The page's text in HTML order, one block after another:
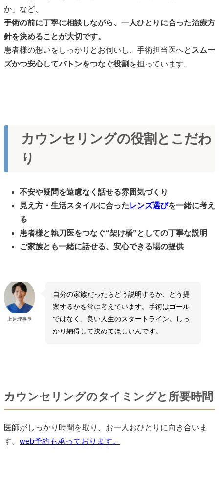
か」など、
手術の前に丁寧に相談しながら、一人ひとりに合った治療方
針を決めることが大切です。
患者様の想いをしっかりとお伺いし、手術担当医へと スムー
ズかつ安心してバトンをつなぐ役割 を担っています。
カウンセリングの役割とこだわ
り
不安や疑問を遠慮なく話せる雰囲気づくり
見え方・生活スタイルに合ったレンズ選びを一緒に考え
る
患者様と執刀医をつなぐ“架け橋”としての丁寧な説明
ご家族とも一緒に話せる、安心できる場の提供
上月理事長
自分の家族だったらどう説明するか、どう提
案するかを常に考えています。手術はゴール
ではなく、良い人生のスタートライン。しっ
かり納得して決めてほしいんです。
カウンセリングのタイミングと所要時間
医師がしっかり時間を取り、お一人おひとりに向き合いま
す。 web予約も承っております。